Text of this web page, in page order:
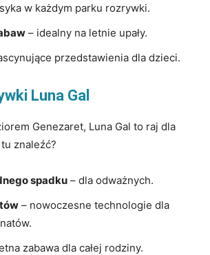
w każdym parku rozrywki.
– idealny na letnie upały.
przedstawienia dla dzieci.
Luna Gal
Genezaret, Luna Gal to raj dla
znaleźć?
spadku – dla odważnych.
– nowoczesne technologie dla
zabawa dla całej rodziny.